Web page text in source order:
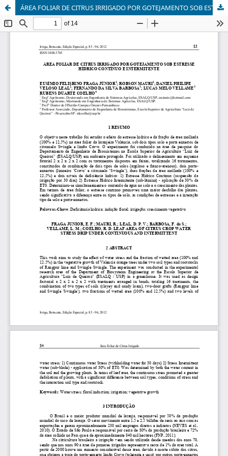
ÁREA FOLIAR DE CITRUS IRRIGADO POR GOTEJAMENTO SOB ESTRESSE HÍDRICO CONTÍNUO E INTERMITENTE